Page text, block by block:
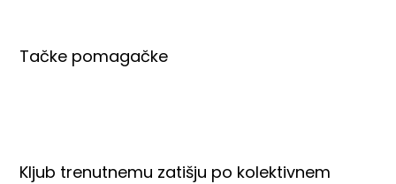
Tačke pomagačke
Kljub trenutnemu zatišju po kolektivnem